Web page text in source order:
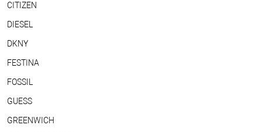
CITIZEN
DIESEL
DKNY
FESTINA
FOSSIL
GUESS
GREENWICH